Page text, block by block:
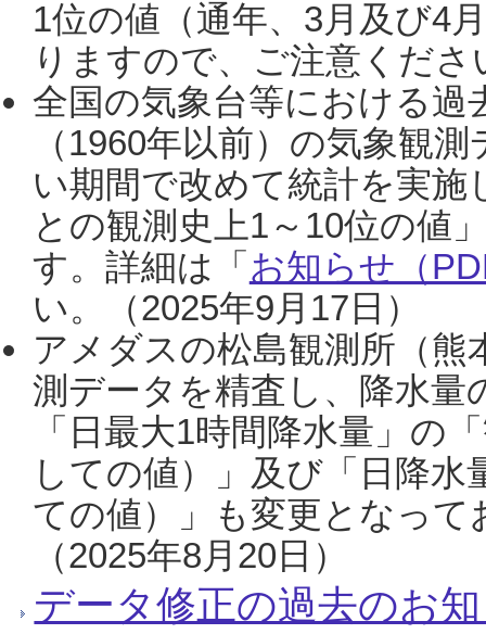
1位の値（通年、3月及び4
りますので、ご注意くだ
全国の気象台等における過
（1960年以前）の気象観
い期間で改めて統計を実
との観測史上1～10位の値
す。詳細は「 お知らせ（
い。（2025年9月17日）
アメダスの松島観測所（熊
測データを精査し、降水
「日最大1時間降水量」の
しての値）」及び「日降
ての値）」も変更となっ
（2025年8月20日）
データ修正の過去のお